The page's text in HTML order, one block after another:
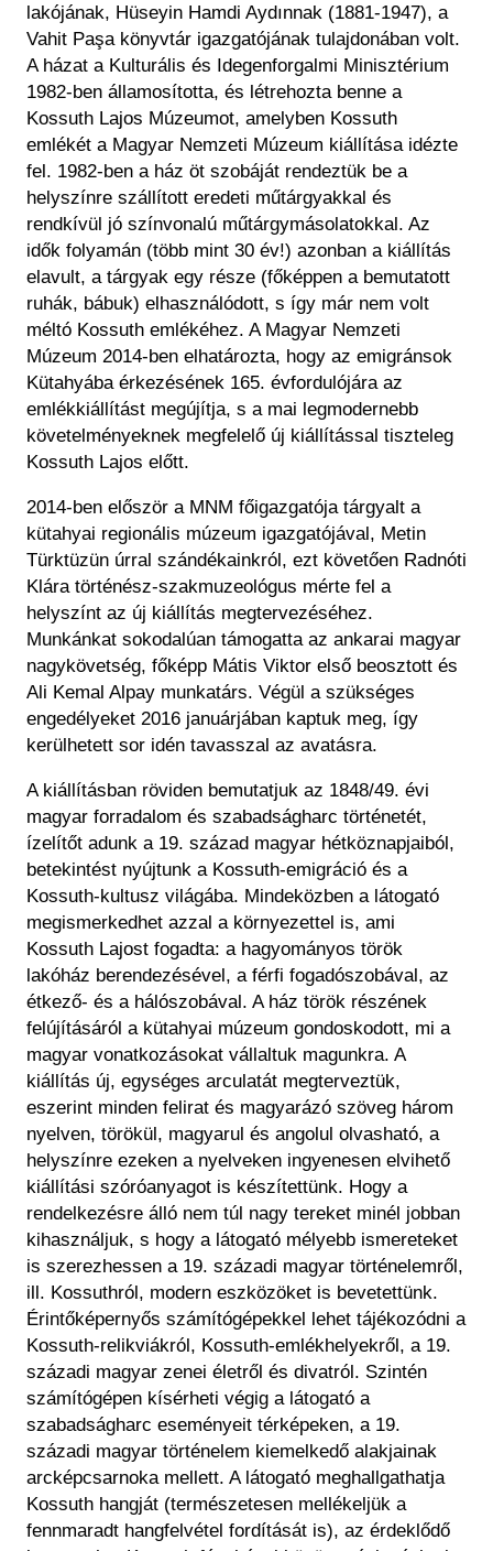
lakójának, Hüseyin Hamdi Aydınnak (1881-1947), a
Vahit Paşa könyvtár igazgatójának tulajdonában volt.
A házat a Kulturális és Idegenforgalmi Minisztérium
1982-ben államosította, és létrehozta benne a
Kossuth Lajos Múzeumot, amelyben Kossuth
emlékét a Magyar Nemzeti Múzeum kiállítása idézte
fel. 1982-ben a ház öt szobáját rendeztük be a
helyszínre szállított eredeti műtárgyakkal és
rendkívül jó színvonalú műtárgymásolatokkal. Az
idők folyamán (több mint 30 év!) azonban a kiállítás
elavult, a tárgyak egy része (főképpen a bemutatott
ruhák, bábuk) elhasználódott, s így már nem volt
méltó Kossuth emlékéhez. A Magyar Nemzeti
Múzeum 2014-ben elhatározta, hogy az emigránsok
Kütahyába érkezésének 165. évfordulójára az
emlékkiállítást megújítja, s a mai legmodernebb
követelményeknek megfelelő új kiállítással tiszteleg
Kossuth Lajos előtt.
2014-ben először a MNM főigazgatója tárgyalt a
kütahyai regionális múzeum igazgatójával, Metin
Türktüzün úrral szándékainkról, ezt követően Radnóti
Klára történész-szakmuzeológus mérte fel a
helyszínt az új kiállítás megtervezéséhez.
Munkánkat sokodalúan támogatta az ankarai magyar
nagykövetség, főképp Mátis Viktor első beosztott és
Ali Kemal Alpay munkatárs. Végül a szükséges
engedélyeket 2016 januárjában kaptuk meg, így
kerülhetett sor idén tavasszal az avatásra.
A kiállításban röviden bemutatjuk az 1848/49. évi
magyar forradalom és szabadságharc történetét,
ízelítőt adunk a 19. század magyar hétköznapjaiból,
betekintést nyújtunk a Kossuth-emigráció és a
Kossuth-kultusz világába. Mindeközben a látogató
megismerkedhet azzal a környezettel is, ami
Kossuth Lajost fogadta: a hagyományos török
lakóház berendezésével, a férfi fogadószobával, az
étkező- és a hálószobával. A ház török részének
felújításáról a kütahyai múzeum gondoskodott, mi a
magyar vonatkozásokat vállaltuk magunkra. A
kiállítás új, egységes arculatát megterveztük,
eszerint minden felirat és magyarázó szöveg három
nyelven, törökül, magyarul és angolul olvasható, a
helyszínre ezeken a nyelveken ingyenesen elvihető
kiállítási szóróanyagot is készítettünk. Hogy a
rendelkezésre álló nem túl nagy tereket minél jobban
kihasználjuk, s hogy a látogató mélyebb ismereteket
is szerezhessen a 19. századi magyar történelemről,
ill. Kossuthról, modern eszközöket is bevetettünk.
Érintőképernyős számítógépekkel lehet tájékozódni a
Kossuth-relikviákról, Kossuth-emlékhelyekről, a 19.
századi magyar zenei életről és divatról. Szintén
számítógépen kísérheti végig a látogató a
szabadságharc eseményeit térképeken, a 19.
századi magyar történelem kiemelkedő alakjainak
arcképcsarnoka mellett. A látogató meghallgathatja
Kossuth hangját (természetesen mellékeljük a
fennmaradt hangfelvétel fordítását is), az érdeklődő